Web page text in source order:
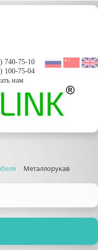
740-75-10
100-75-04
нам
Металлорукав